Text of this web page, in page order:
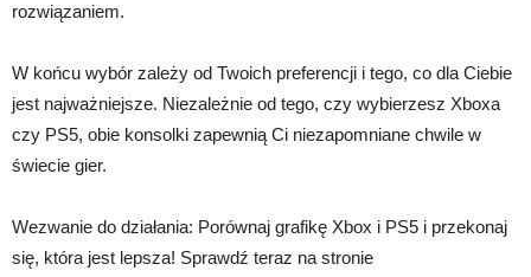
rozwiązaniem.
W końcu wybór zależy od Twoich preferencji i tego, co dla Ciebie
jest najważniejsze. Niezależnie od tego, czy wybierzesz Xboxa
czy PS5, obie konsolki zapewnią Ci niezapomniane chwile w
świecie gier.
Wezwanie do działania: Porównaj grafikę Xbox i PS5 i przekonaj
się, która jest lepsza! Sprawdź teraz na stronie